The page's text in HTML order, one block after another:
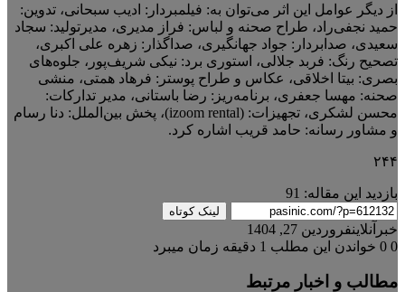
از دیگر عوامل این اثر می‌توان به: فیلمبردار: ادیب سبحانی، تدوین:
حمید نجفی‌راد، طراح صحنه و لباس: فراز مدیری، مدیرتولید: سجاد
سعیدی، صدابردار: جواد جهانگیری، صداگذار: زهره علی اکبری،
تصحیح رنگ: فربد جلالی، استوری برد: نیکی شریف‌پور، جلوه‌های
بصری: بیتا اخلاقی، عکاس و طراح پوستر: فرهاد همتی، منشی
صحنه: مهسا جعفری، برنامه‌ریز: رضا باستانی، مدیر تدارکات:
محسن لشکری، تجهیزات: (izoom rental)، پخش بین‌الملل: دنا رسام
و مشاور رسانه: حامد قریب اشاره کرد.
۲۴۴
بازدید این مقاله: 91
لینک کوتاه
خبرآنلاینفروردین 27, 1404
0
خواندن این مطلب 1 دقیقه زمان میبرد
مطالب و اخبار مرتبط